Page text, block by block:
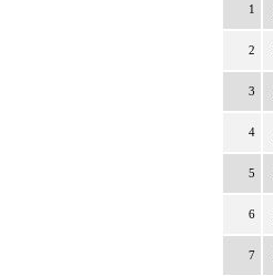
1
2
3
4
5
6
7